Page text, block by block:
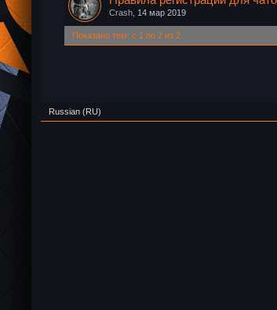
Crash 14 мар 2019
Показано тем: с 1 по 2 из 2.
Russian (RU)